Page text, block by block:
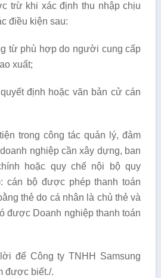
trừ khi xác định thu nhập chịu
điều kiện sau:
từ phù hợp do người cung cấp
xuất;
định hoặc văn bản cử cán
trong công tác quản lý, đảm
nghiệp cần xây dựng, ban
hoặc quy chế nội bộ quy
cán bộ được phép thanh toán
thẻ do cá nhân là chủ thẻ và
được Doanh nghiệp thanh toán
để Công ty TNHH Samsung
được biết./.